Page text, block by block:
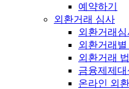
예약하기
외환거래 심사
외환거래
외환거래별
외환거래
금융제제
온라인 외